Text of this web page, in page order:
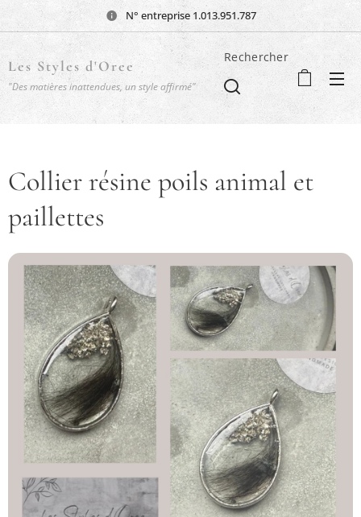
N° entreprise 1.013.951.787
Les Styles d'Oree
"Des matières inattendues, un style affirmé"
Rechercher
Collier résine poils animal et
paillettes